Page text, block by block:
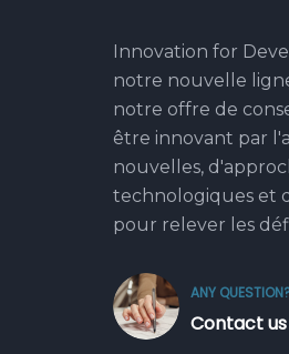
Innovation for
notre nouvelle
notre offre de
être innovant par
nouvelles,
technologiques et
pour relever les
ANY
Contact us